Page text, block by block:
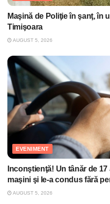
Maşină de Poliţie în şanţ, în
Timişoara
AUGUST 5, 2026
EVENIMENT
Inconştienţă! Un tânăr de
maşini şi le-a condus fără
AUGUST 5, 2026